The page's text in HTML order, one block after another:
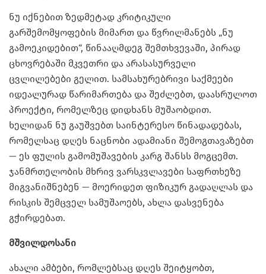
ნუ იქნებით ზედმეტად კრიტიკული
გარშემომყოფების მიმართ და წვრილმანებს „ნუ
გამოეკიდებით“, წინააღმდეგ შემთხვევაში, პირად
ცხოვრებაში მკვეთრი და არასასურველი
ცვლილებები გელით. სამსახურებრივი საქმეები
იდეალურად წარიმართება და შეძლებთ, დაასრულოთ
პროექტი, რომელზეც დიდხანს მუშაობდით.
ხელიდან ნუ გაუშვებთ საინტერესო წინადადებას,
რომელსაც დღეს ნაცნობი ადამიანი შემოგთავაზებთ
— ეს ფულის გამომუშავების კარგ შანსს მოგცემთ.
ჯანმრთელობის მხრივ ვარსკვლავები საფრთხეზე
მიგვანიშნებენ — მოერიდეთ ფიზიკურ გადაღლას და
რისკის შემცველ სამუშაოებს, ახლა დასვენება
გჭირდებათ.
მშვილდოსანი
ახალი ამბები, რომლებსაც დღეს შეიტყობთ,